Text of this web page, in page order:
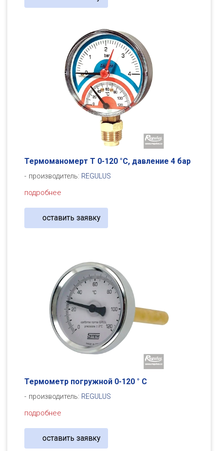
Термоманомерт Т 0-120 °C, давление 4 бар
производитель: REGULUS
подробнее
оставить заявку
Термометр погружной 0-120 ° C
производитель: REGULUS
подробнее
оставить заявку